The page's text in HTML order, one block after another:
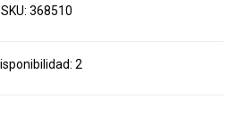
SKU: 368510
2